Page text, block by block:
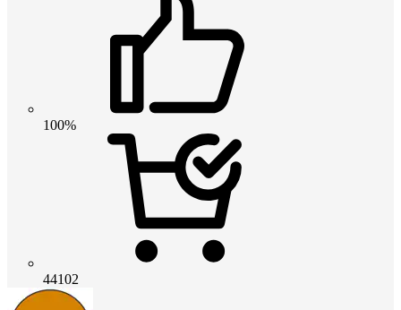
100%
44102